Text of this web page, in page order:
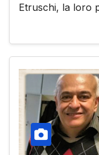
Etruschi, la loro